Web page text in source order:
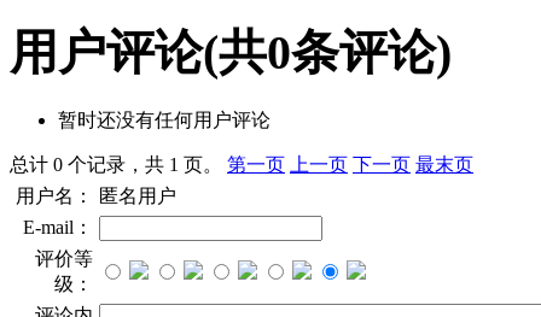
用户评论(共0条评论)
暂时还没有任何用户评论
总计 0 个记录，共 1 页。 第一页 上一页 下一页 最末页
用户名：
匿名用户
E-mail：
评价等
级：